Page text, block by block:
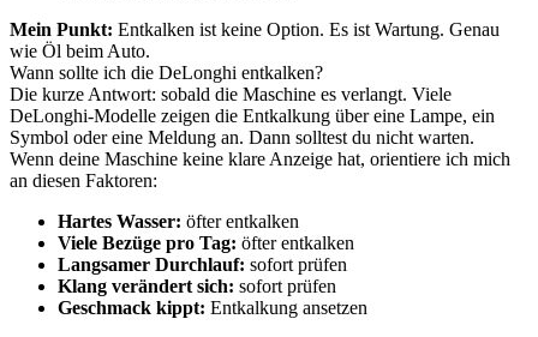
Mein Punkt: Entkalken ist keine Option. Es ist Wartung. Genau
wie Öl beim Auto.
Wann sollte ich die DeLonghi entkalken?
Die kurze Antwort: sobald die Maschine es verlangt. Viele
DeLonghi-Modelle zeigen die Entkalkung über eine Lampe, ein
Symbol oder eine Meldung an. Dann solltest du nicht warten.
Wenn deine Maschine keine klare Anzeige hat, orientiere ich mich
an diesen Faktoren:
Hartes Wasser: öfter entkalken
Viele Bezüge pro Tag: öfter entkalken
Langsamer Durchlauf: sofort prüfen
Klang verändert sich: sofort prüfen
Geschmack kippt: Entkalkung ansetzen